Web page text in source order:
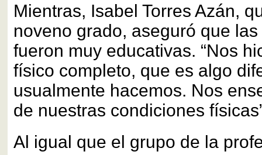
Mientras, Isabel Torres Azán,
noveno grado, aseguró que
fueron muy educativas. “Nos
físico completo, que es algo
usualmente hacemos. Nos
de nuestras condiciones
Al igual que el grupo de la